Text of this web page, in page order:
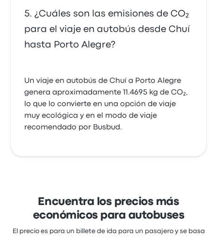
¿Cuáles son las emisiones de CO₂
para el viaje en autobús desde Chuí
hasta Porto Alegre?
Un viaje en autobús de Chuí a Porto Alegre
genera aproximadamente 11.4695 kg de CO₂,
lo que lo convierte en una opción de viaje
muy ecológica y en el modo de viaje
recomendado por Busbud.
Encuentra los precios más
económicos para autobuses
El precio es para un billete de ida para un pasajero y se basa